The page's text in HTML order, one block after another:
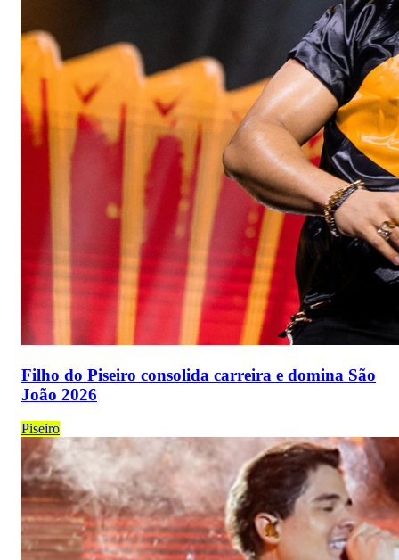
Filho do Piseiro consolida carreira e domina São
João 2026
Piseiro